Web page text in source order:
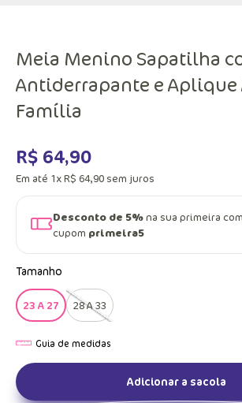
Meia Menino Sapatilha
Antiderrapante e Aplique
Família
R$ 64,90
Em até 1xR$ 64,90 sem juros
Desconto de 5%na sua primeira
cupom primeira5
Tamanho
23 A 27 28 A 33
Adicionar a sacola